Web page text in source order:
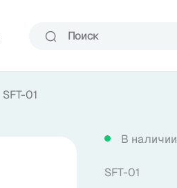
SFT-01
В наличии
SFT-01